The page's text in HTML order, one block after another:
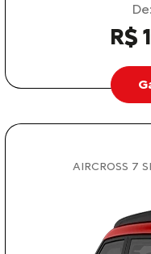
R$
AIRCROSS 7